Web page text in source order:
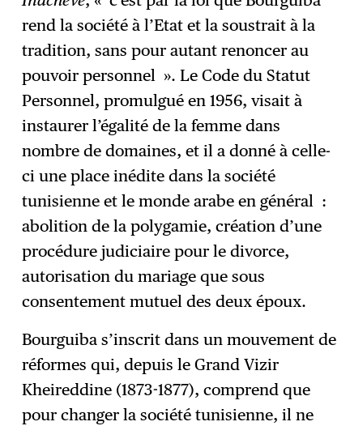
rend la société à l’Etat et la soustrait à la
tradition, sans pour autant renoncer au
pouvoir personnel ». Le Code du Statut
Personnel, promulgué en 1956, visait à
instaurer l’égalité de la femme dans
nombre de domaines, et il a donné à celle-
ci une place inédite dans la société
tunisienne et le monde arabe en général :
abolition de la polygamie, création d’une
procédure judiciaire pour le divorce,
autorisation du mariage que sous
consentement mutuel des deux époux.
Bourguiba s’inscrit dans un mouvement de
réformes qui, depuis le Grand Vizir
Kheireddine (1873-1877), comprend que
pour changer la société tunisienne, il ne